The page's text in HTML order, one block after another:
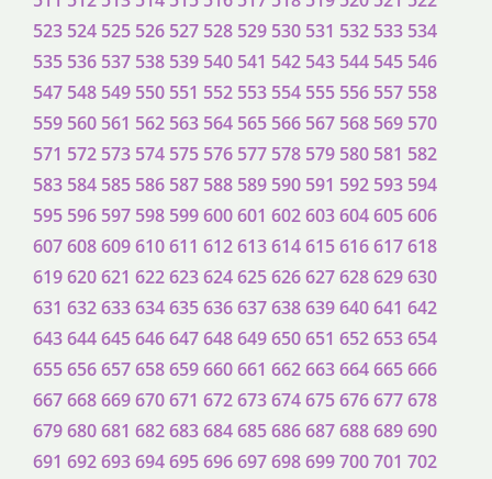
523 524 525 526 527 528 529 530 531 532 533 534
535 536 537 538 539 540 541 542 543 544 545 546
547 548 549 550 551 552 553 554 555 556 557 558
559 560 561 562 563 564 565 566 567 568 569 570
571 572 573 574 575 576 577 578 579 580 581 582
583 584 585 586 587 588 589 590 591 592 593 594
595 596 597 598 599600601 602603604605606
607608609610611 612613614615616617618
619620621 622623624625626627628629630
631 632633634635636637638639640641 642
643644645646647648649650651 652653654
655656657658659660661 662663664665666
667668669670671 672673674675676677678
679680681 682683684685686687688689690
691 692693694695696697698699700701 702